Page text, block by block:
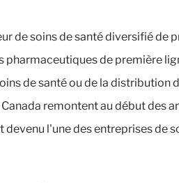
de soins de santé diversifié
pharmaceutiques de première
de santé ou de la distribution
remontent au début des
devenu l'une des entreprises de